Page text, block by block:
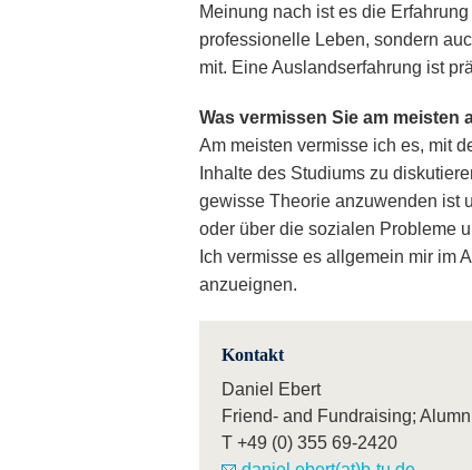
Meinung nach ist es die
professionelle Leben, sondern
mit. Eine Auslandserfahrung ist
Was vermissen Sie am meisten
Am meisten vermisse ich es, mit
Inhalte des Studiums zu
gewisse Theorie anzuwenden ist
oder über die sozialen Probleme
Ich vermisse es allgemein mir im
anzueignen.
Kontakt
Daniel Ebert
Friend- and Fundraising;
T +49 (0) 355 69-2420